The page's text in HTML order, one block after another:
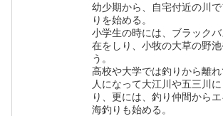
幼少期から、自宅付近の川
りを始める。
小学生の時には、ブラック
在をしり、小牧の大草の野
う。
高校や大学では釣りから離
人になって大江川や五三川
り、更には、釣り仲間から
海釣りも始める。